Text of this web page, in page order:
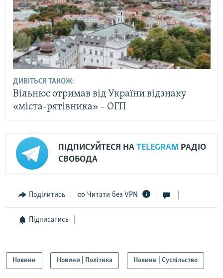
ДИВІТЬСЯ ТАКОЖ:
Вільнюс отримав від України відзнаку
«міста-рятівника» – ОГП
ПІДПИСУЙТЕСЯ НА TELEGRAM РАДІО
СВОБОДА
Поділитись Читати без VPN
Підписатись
Новини Новини | Політика Новини | Суспільство